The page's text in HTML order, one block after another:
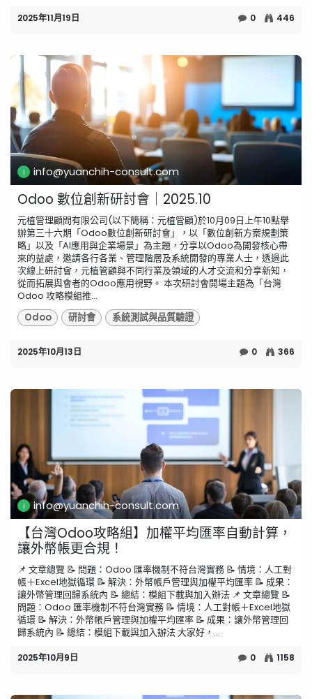
2025年11月19日 0 446
info@yuanchih-consult.com
Odoo 數位創新研討會｜2025.10
元植管理顧問有限公司(以下簡稱：元植管顧)於10月09日上午10點舉
辦第三十六期「Odoo數位創新研討會」，以「數位創新方案規劃策
略」以及「AI應用與企業場景」為主題，分享以Odoo為開發核心帶
來的益處，邀請各行各業、管理階層及系統開發的專業人士，透過此
次線上研討會，元植管顧與不同行業及領域的人才交流和分享新知，
從而拓展與會者的Odoo應用視野。 ​本次研討會開場主題為「台灣
Odoo 攻略模組推...
Odoo
研討會 系統測試與品質驗證
2025年10月13日 0 366
info@yuanchih-consult.com
【台灣Odoo攻略組】加權平均匯率自動計算，
讓外幣帳更合規！
📌 文章總覽 📝 問題：Odoo 匯率機制不符台灣實務 📝 情境：人工對
帳＋Excel地獄循環 📝 解決：外幣帳戶管理與加權平均匯率 📝 成果：
讓外幣管理回歸系統內 📝 總結：模組下載與加入辦法 📌 文章總覽 📝
問題：Odoo 匯率機制不符台灣實務 📝 情境：人工對帳＋Excel地獄
循環 📝 解決：外幣帳戶管理與加權平均匯率 📝 成果：讓外幣管理回
歸系統內 📝 總結：模組下載與加入辦法 大家好，...
2025年10月9日 0 1158